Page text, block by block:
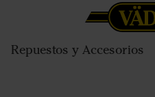
Repuestos y Accesorios